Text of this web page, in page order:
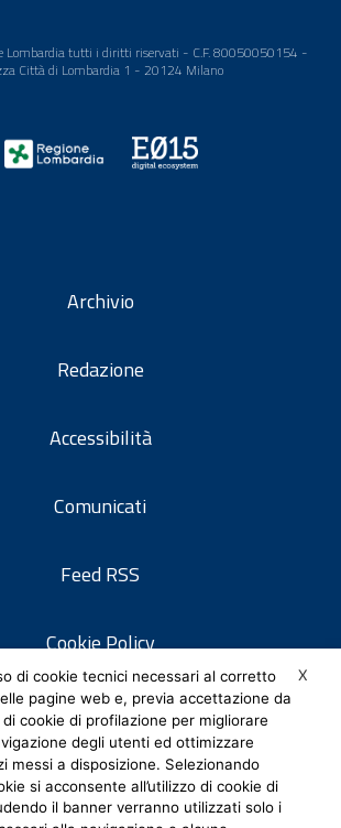
Lombardia tutti i diritti riservati - C.F. 80050050154 -
Città di Lombardia 1 - 20124 Milano
Archivio
Redazione
Accessibilità
Comunicati
Feed RSS
Cookie Policy
Informativa privacy
Note legali
X
di cookie tecnici necessari al corretto
pagine web e, previa accettazione da
di cookie di profilazione per migliorare
degli utenti ed ottimizzare
messi a disposizione. Selezionando
si acconsente all’utilizzo di cookie di
il banner verranno utilizzati solo i